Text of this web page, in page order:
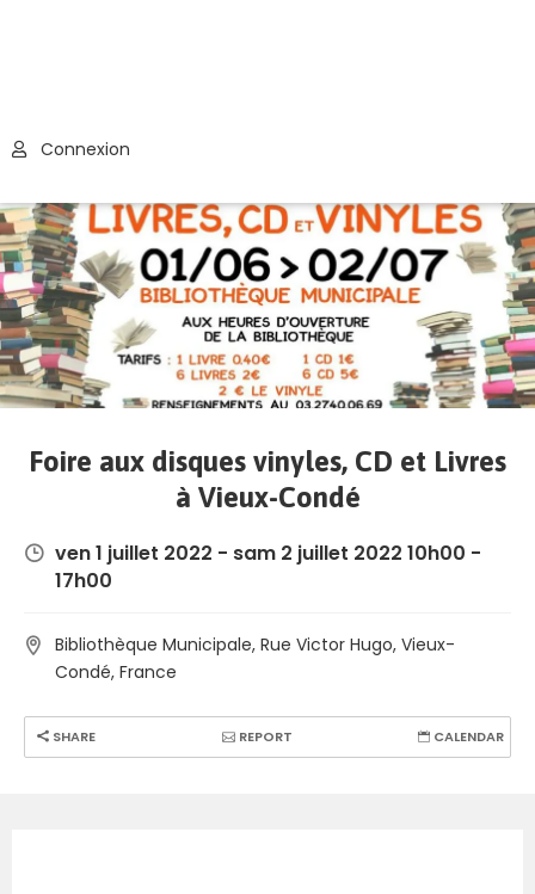
Connexion
Foire aux disques vinyles, CD et Livres
à Vieux-Condé
ven 1 juillet 2022 - sam 2 juillet 2022 10h00 -
17h00
Bibliothèque Municipale, Rue Victor Hugo, Vieux-
Condé, France
SHARE REPORT CALENDAR